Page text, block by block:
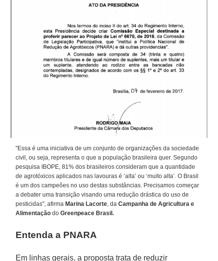
"Essa é uma iniciativa de um conjunto de organizações da sociedade
civil, ou seja, representa o que a população brasileira quer. Segundo
pesquisa IBOPE, 81% dos brasileiros consideram que a quantidade
de agrotóxicos aplicados nas lavouras é ‘alta’ ou ‘muito alta’. O Brasil
é um dos campeões no uso destas substâncias. Precisamos começar
a debater uma transição visando uma redução drástica do uso de
pesticidas", afirmaMarina Lacorte , daCampanha de Agricultura e
Alimentação doGreenpeace Brasil.
Entenda a PNARA
Em linhas gerais, a proposta trata de reduzir